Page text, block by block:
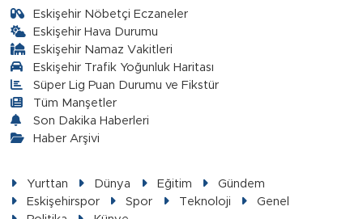
Eskişehir Nöbetçi Eczaneler
Eskişehir Hava Durumu
Eskişehir Namaz Vakitleri
Eskişehir Trafik Yoğunluk Haritası
Süper Lig Puan Durumu ve Fikstür
Tüm Manşetler
Son Dakika Haberleri
Haber Arşivi
Yurttan Dünya Eğitim
Gündem
Eskişehirspor
Spor Teknoloji
Genel